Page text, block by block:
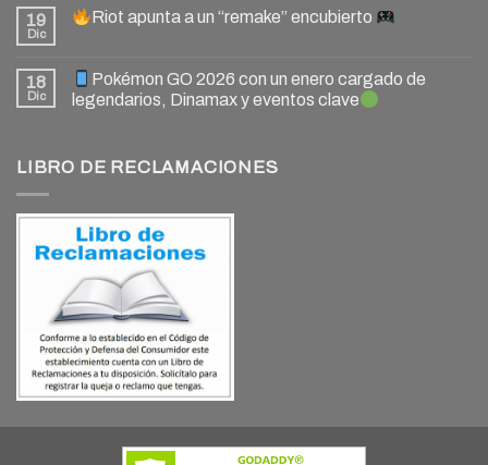
19
Dic
Riot apunta a un “remake” encubierto
18
Dic
Pokémon GO 2026 con un enero cargado de
legendarios, Dinamax y eventos clave
LIBRO DE RECLAMACIONES